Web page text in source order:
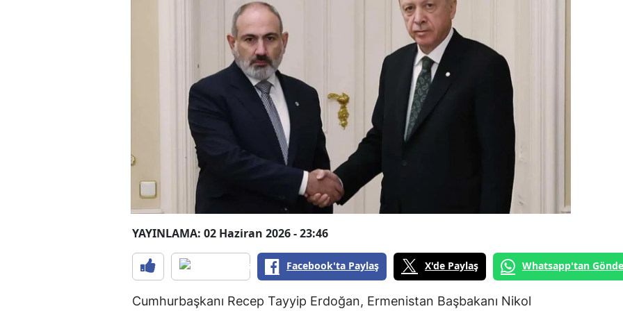
YAYINLAMA: 02 Haziran 2026 - 23:46
Facebook'ta Paylaş X'de Paylaş Whatsapp'tan
Cumhurbaşkanı Recep Tayyip Erdoğan, Ermenistan Başbakanı Nikol